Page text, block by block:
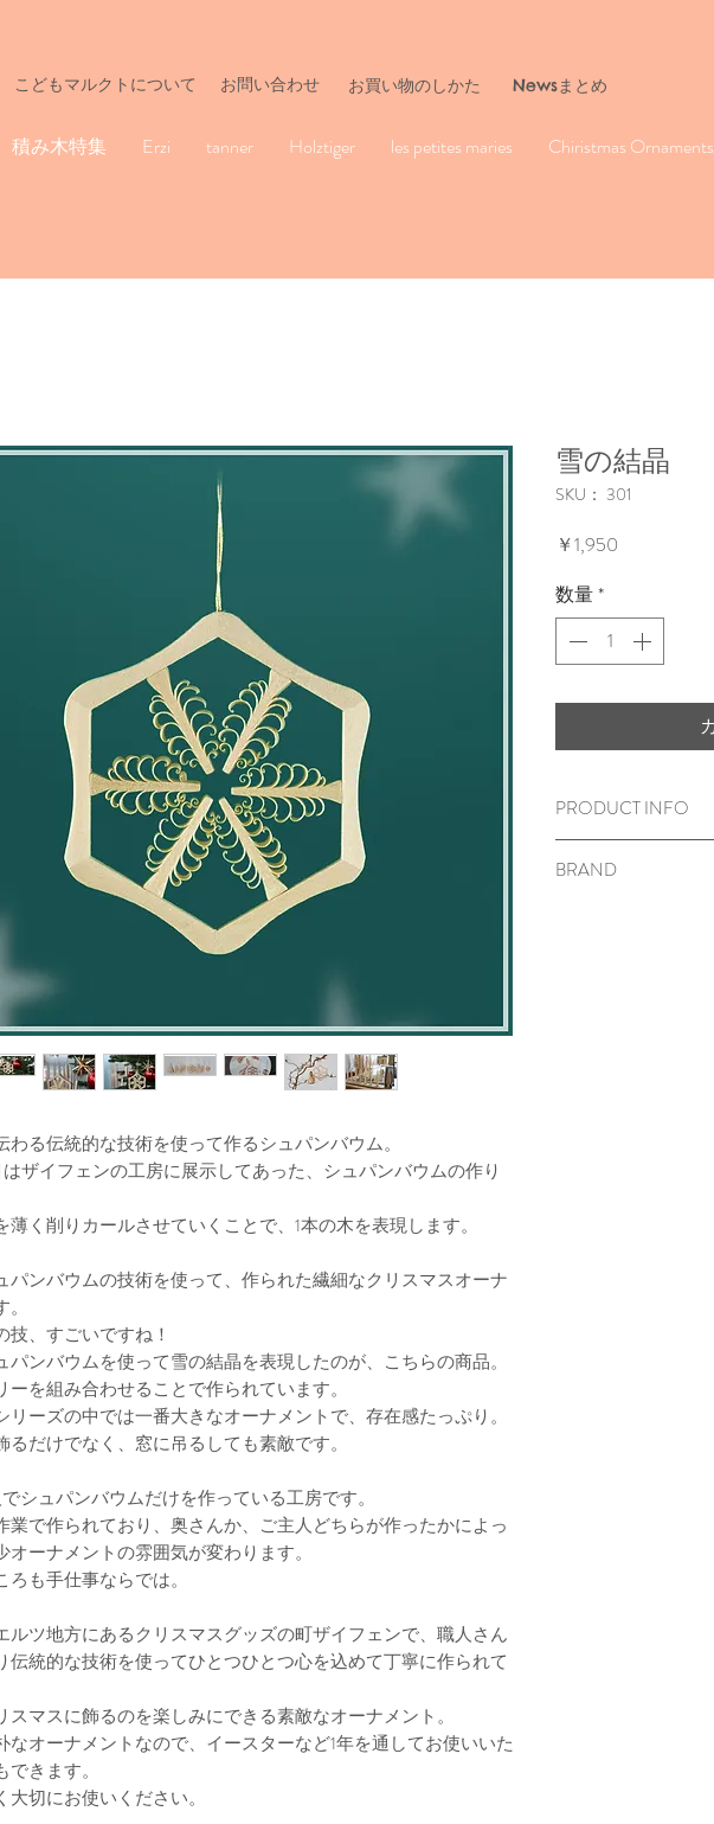
こどもマルクトについて お問い合わせ ​お買い物のしかた Newsまとめ
積み木特集 Erzi tanner Holztiger les petites maries Chiristmas
わる伝統的な技術を使って作るシュパンバウム。
ザイフェンの工房に展示してあった、シュパンバウムの作り
薄く削りカールさせていくことで、1本の木を表現します。
パンバウムの技術を使って、作られた繊細なクリスマスオーナ
技、すごいですね！
パンバウムを使って雪の結晶を表現したのが、こちらの商品。
ーを組み合わせることで作られています。
リーズの中では一番大きなオーナメントで、存在感たっぷり。
るだけでなく、窓に吊るしても素敵です。
シュパンバウムだけを作っている工房です。
業で作られており、奥さんか、ご主人どちらが作ったかによっ
オーナメントの雰囲気が変わります。
ろも手仕事ならでは。
ルツ地方にあるクリスマスグッズの町ザイフェンで、職人さん
伝統的な技術を使ってひとつひとつ心を込めて丁寧に作られて
スマスに飾るのを楽しみにできる素敵なオーナメント。
なオーナメントなので、イースターなど1年を通してお使いいた
きます。
大切にお使いください。
雪の結晶
SKU： 301
￥1,950
数量*
PRODUCT INFO
直径8.5cm
BRAND